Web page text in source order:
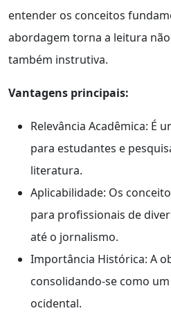
entender os conceitos
abordagem torna a leitura
também instrutiva.
Vantagens principais:
Relevância Acadêmica: É
para estudantes e
literatura.
Aplicabilidade: Os
para profissionais de
até o jornalismo.
Importância Histórica: A
consolidando-se como
ocidental.